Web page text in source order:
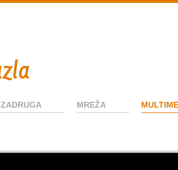
ZADRUGA MREŽA